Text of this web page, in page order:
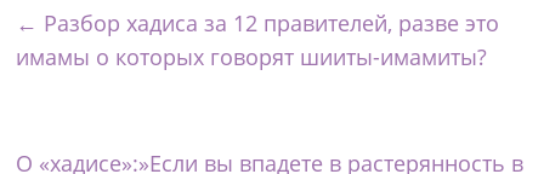
← Разбор хадиса за 12 правителей, разве это
имамы о которых говорят шииты-имамиты?
О «хадисе»:»Если вы впадете в растерянность в